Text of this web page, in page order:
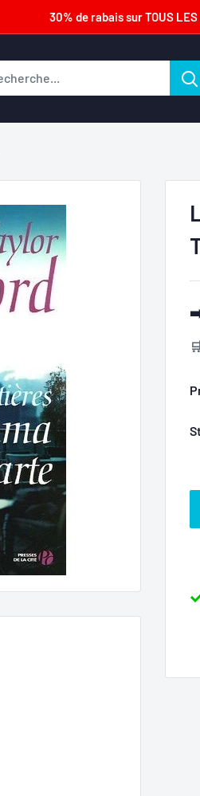
30% de rabais sur TOUS LES